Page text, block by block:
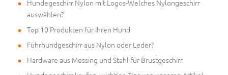
Hundegeschirr Nylon mit Logos-Welches Nylongeschirr
auswählen?
Top 10 Produkten für Ihren Hund
Führhundgeschirr aus Nylon oder Leder?
Hardware aus Messing und Stahl für Brustgeschirr